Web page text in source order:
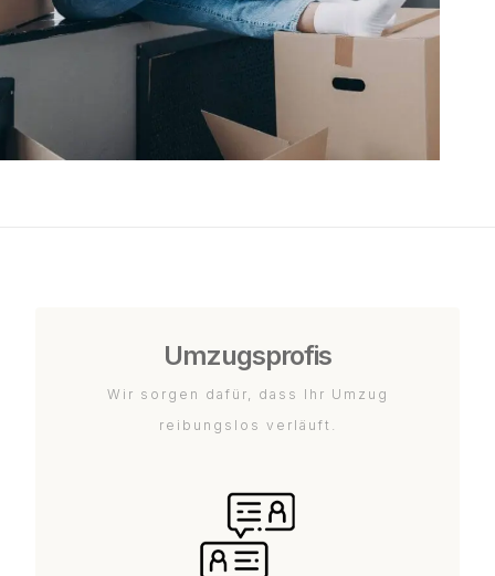
Umzugsprofis
Wir sorgen dafür, dass Ihr Umzug
reibungslos verläuft.